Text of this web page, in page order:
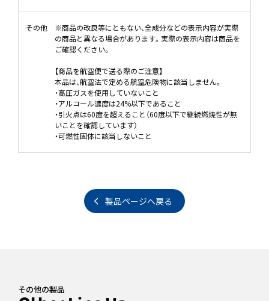
その他
※商品の改良等にともない、全成分などの表示内容が実際
の商品と異なる場合があります。実際の表示内容は商品を
ご確認ください。
【商品を航空便で送る際のご注意】
本品は、航空法で定める航空危険物に該当しません。
・高圧ガスを使用していないこと
・アルコール濃度は24%以下であること
・引火点は60度を超えること（60度以下で継続燃焼性が無
いことを確認しています）
・可燃性固体に該当しないこと
製品ページへ戻る
その他の製品